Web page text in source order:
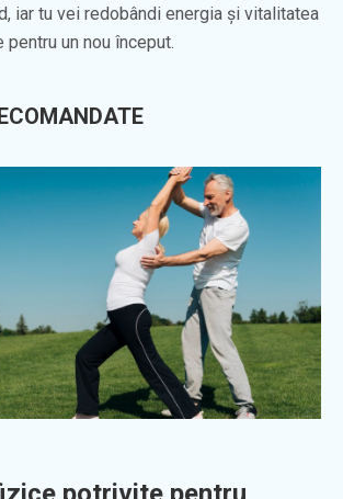
iar tu vei redobândi energia și vitalitatea
un nou început.